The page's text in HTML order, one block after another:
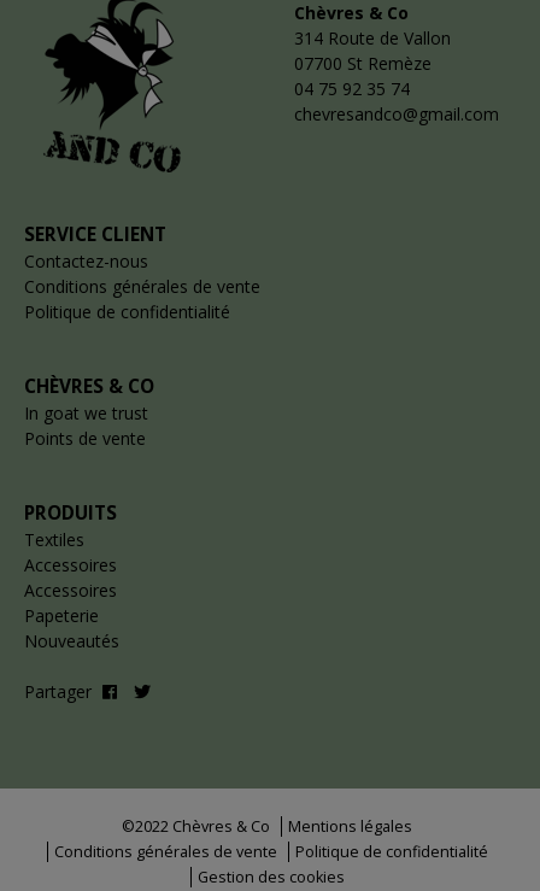
Chèvres & Co
314 Route de Vallon
07700 St Remèze
04 75 92 35 74
chevresandco@gmail.com
SERVICE CLIENT
Contactez-nous
Conditions générales de vente
Politique de confidentialité
CHÈVRES & CO
In goat we trust
Points de vente
PRODUITS
Textiles
Accessoires
Accessoires
Papeterie
Nouveautés
Partager
©2022 Chèvres & Co
Mentions légales
Conditions générales de vente
Politique de confidentialité
Gestion des cookies